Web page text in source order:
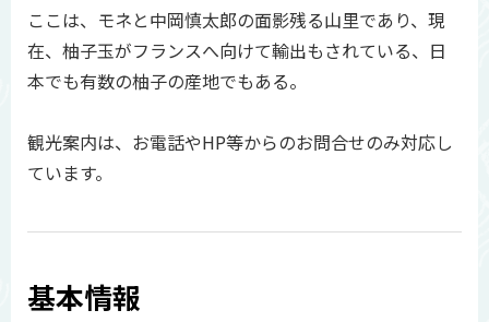
ここは、モネと中岡慎太郎の面影残る山里であり、現
在、柚子玉がフランスへ向けて輸出もされている、日
本でも有数の柚子の産地でもある。
観光案内は、お電話やHP等からのお問合せのみ対応し
ています。
基本情報